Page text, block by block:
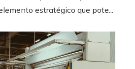
estratégico que pote...